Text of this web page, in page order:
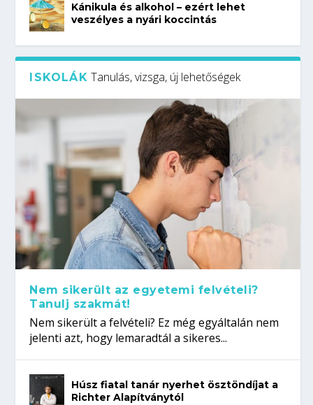
Kánikula és alkohol – ezért lehet
veszélyes a nyári koccintás
ISKOLÁK Tanulás, vizsga, új lehetőségek
Nem sikerült az egyetemi felvételi?
Tanulj szakmát!
Nem sikerült a felvételi? Ez még egyáltalán nem
jelenti azt, hogy lemaradtál a sikeres...
Húsz fiatal tanár nyerhet ösztöndíjat a
Richter Alapítványtól